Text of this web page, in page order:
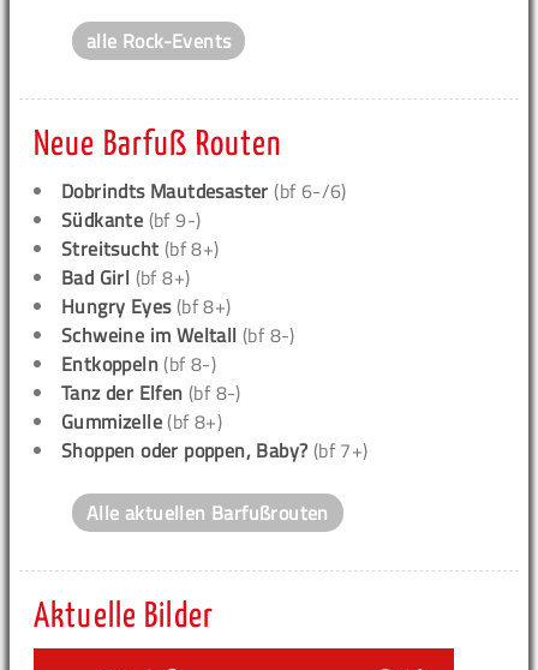
alle Rock-Events
Neue Barfuß Routen
Dobrindts Mautdesaster (bf 6-/6)
Südkante (bf 9-)
Streitsucht (bf 8+)
Bad Girl (bf 8+)
Hungry Eyes(bf 8+)
Schweine im Weltall (bf 8-)
Entkoppeln (bf 8-)
Tanz der Elfen (bf 8-)
Gummizelle (bf 8+)
Shoppen oder poppen, Baby? (bf 7+)
Alle aktuellen Barfußrouten
Aktuelle Bilder